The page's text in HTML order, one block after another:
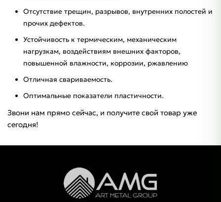
Отсутствие трещин, разрывов, внутренних полостей и
прочих дефектов.
Устойчивость к термическим, механическим
нагрузкам, воздействиям внешних факторов,
повышенной влажности, коррозии, ржавлению
Отличная свариваемость.
Оптимальные показатели пластичности.
Звони нам прямо сейчас, и получите свой товар уже
сегодня!